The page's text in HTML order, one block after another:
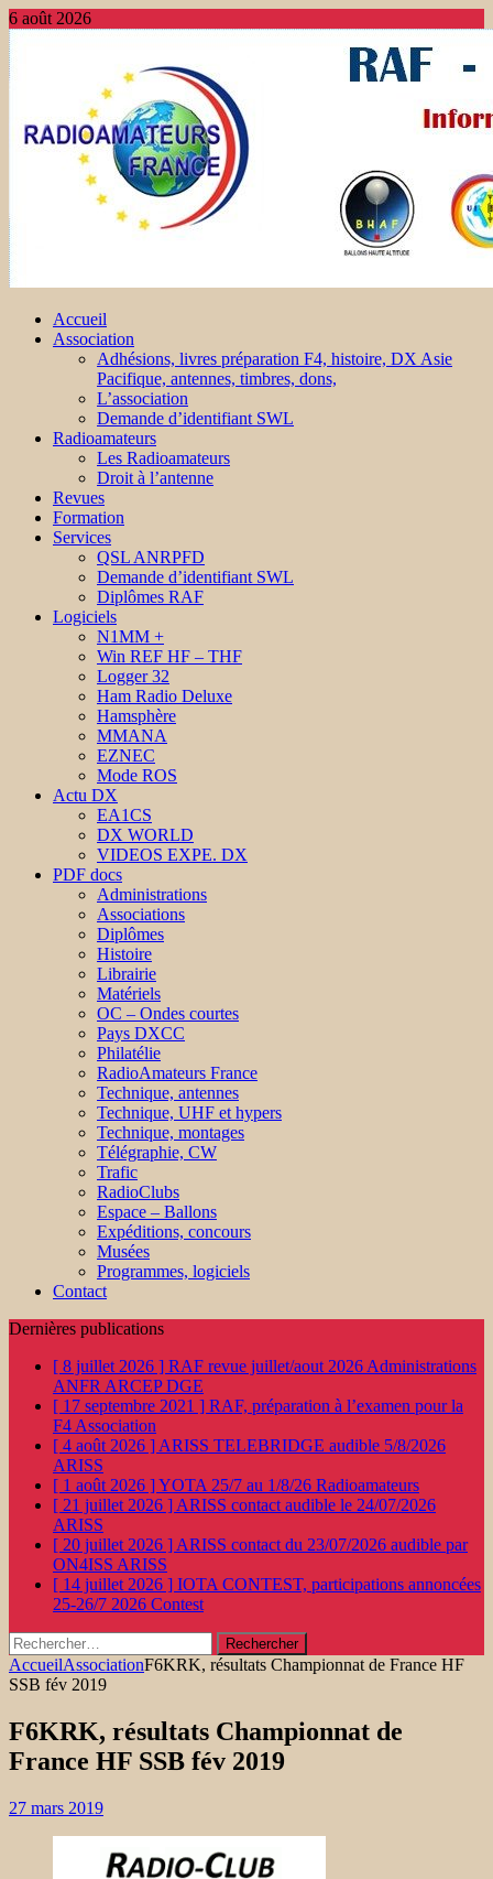
6 août 2026
Accueil
Association
Adhésions, livres préparation F4, histoire, DX Asie
Pacifique, antennes, timbres, dons,
L’association
Demande d’identifiant SWL
Radioamateurs
Les Radioamateurs
Droit à l’antenne
Revues
Formation
Services
QSL ANRPFD
Demande d’identifiant SWL
Diplômes RAF
Logiciels
N1MM +
Win REF HF – THF
Logger 32
Ham Radio Deluxe
Hamsphère
MMANA
EZNEC
Mode ROS
Actu DX
EA1CS
DX WORLD
VIDEOS EXPE. DX
PDF docs
Administrations
Associations
Diplômes
Histoire
Librairie
Matériels
OC – Ondes courtes
Pays DXCC
Philatélie
RadioAmateurs France
Technique, antennes
Technique, UHF et hypers
Technique, montages
Télégraphie, CW
Trafic
RadioClubs
Espace – Ballons
Expéditions, concours
Musées
Programmes, logiciels
Contact
Dernières publications
[ 8 juillet 2026 ] RAF revue juillet/aout 2026 Administrations
ANFR ARCEP DGE
[ 17 septembre 2021 ] RAF, préparation à l’examen pour la
F4 Association
[ 4 août 2026 ] ARISS TELEBRIDGE audible 5/8/2026
ARISS
[ 1 août 2026 ]YOTA 25/7 au 1/8/26 Radioamateurs
[ 21 juillet 2026 ] ARISS contact audible le 24/07/2026
ARISS
[ 20 juillet 2026 ] ARISS contact du 23/07/2026 audible par
ON4ISS ARISS
[ 14 juillet 2026 ] IOTA CONTEST, participations annoncées
25-26/7 2026 Contest
Rechercher :
AccueilAssociationF6KRK, résultats Championnat de France HF
SSB fév 2019
F6KRK, résultats Championnat de
France HF SSB fév 2019
27 mars 2019